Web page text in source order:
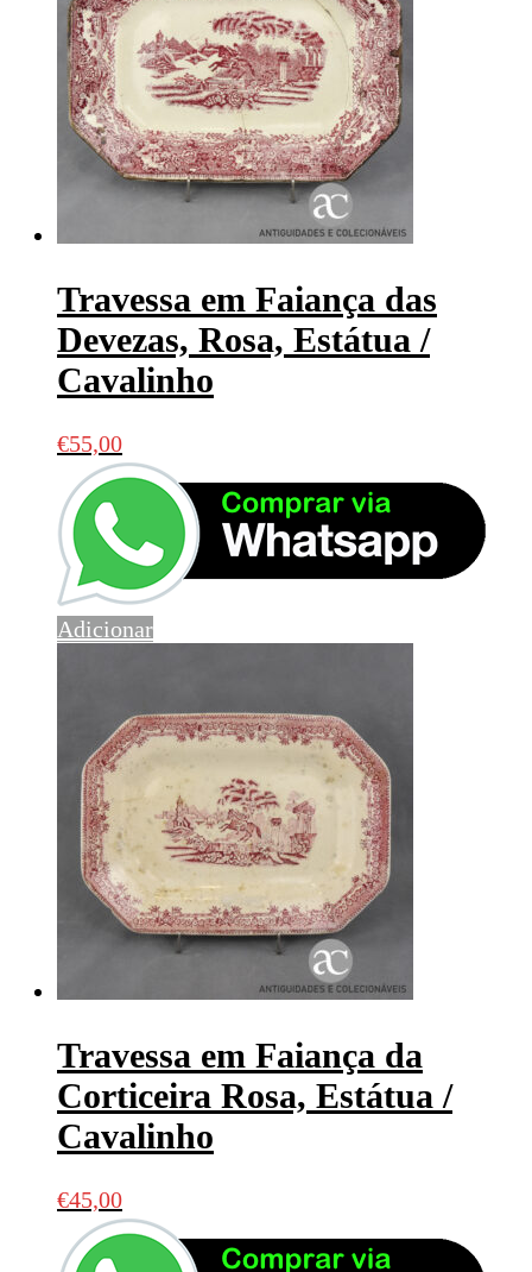
Travessa em Faiança das
Devezas, Rosa, Estátua /
Cavalinho
€55,00
Adicionar
Travessa em Faiança da
Corticeira Rosa, Estátua /
Cavalinho
€45,00